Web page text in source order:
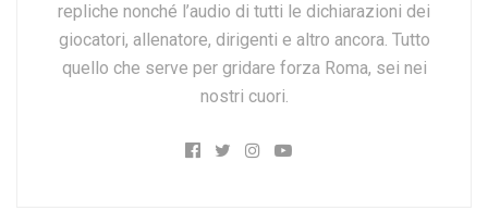
repliche nonché l’audio di tutti le dichiarazioni dei
giocatori, allenatore, dirigenti e altro ancora. Tutto
quello che serve per gridare forza Roma, sei nei
nostri cuori.